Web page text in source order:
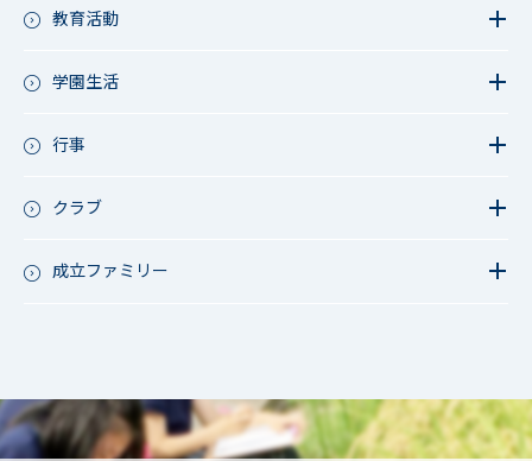
教育活動
教育活動（高校）
アース・プロジェクト
学園生活
今日の1枚～ｸﾗｽ&ｸﾗﾌﾞ編～
行事
成立祭（文化祭）
クラブ
軟式野球
女子バスケットボール
男女バスケットボール（中学）
男子バドミントン
成立ファミリー